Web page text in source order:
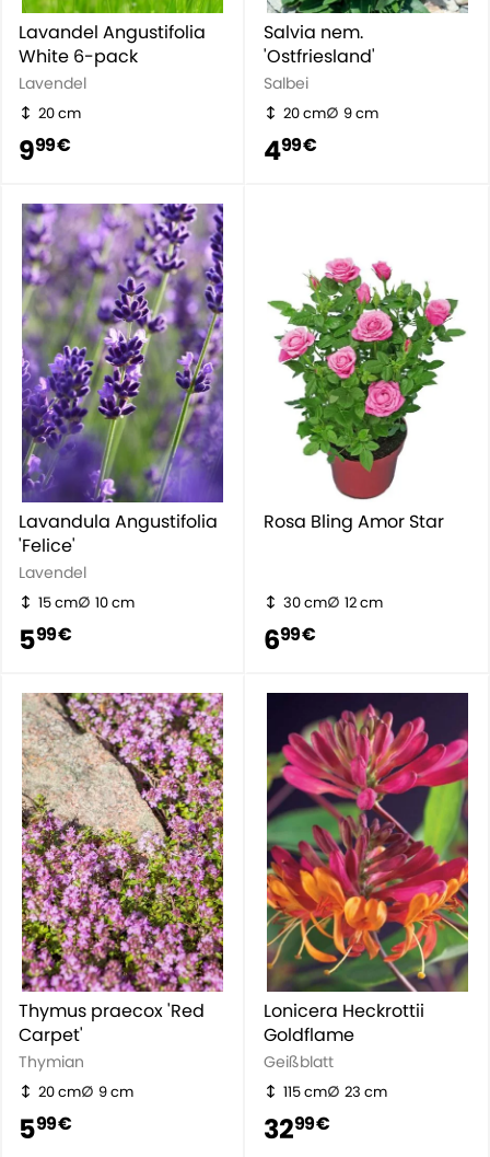
Lavandel Angustifolia
White 6-pack
Lavendel
20 cm
999 €
Salvia nem.
'Ostfriesland'
Salbei
20 cm 9 cm
499 €
Lavandula Angustifolia
'Felice'
Lavendel
15 cm 10 cm
599 €
Rosa Bling Amor Star
30 cm 12 cm
699 €
Thymus praecox 'Red
Carpet'
Thymian
20 cm 9 cm
599 €
Lonicera Heckrottii
Goldflame
Geißblatt
115 cm 23 cm
3299 €